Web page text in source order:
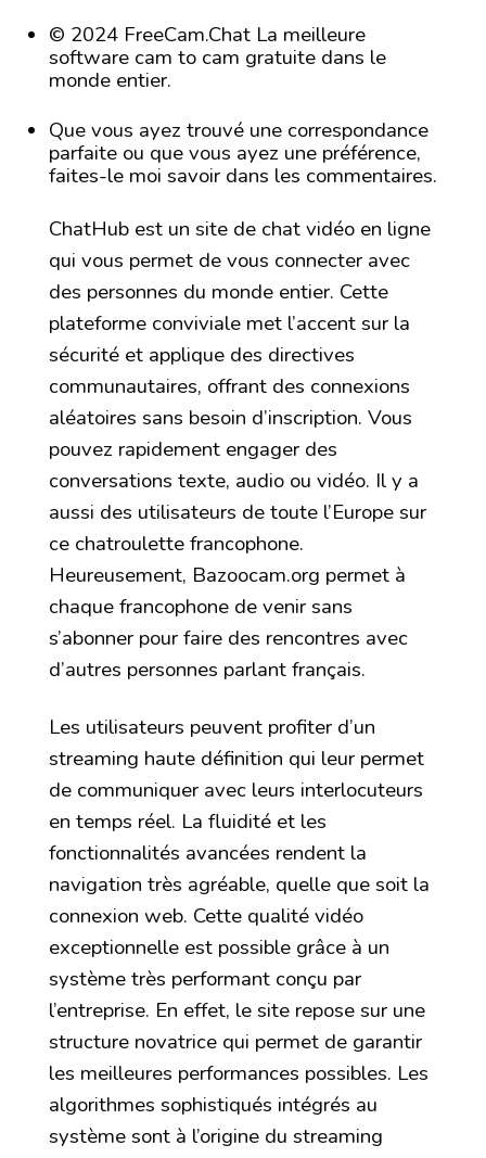
© 2024 FreeCam.Chat La meilleure
software cam to cam gratuite dans le
monde entier.
Que vous ayez trouvé une correspondance
parfaite ou que vous ayez une préférence,
faites-le moi savoir dans les commentaires.
ChatHub est un site de chat vidéo en ligne
qui vous permet de vous connecter avec
des personnes du monde entier. Cette
plateforme conviviale met l’accent sur la
sécurité et applique des directives
communautaires, offrant des connexions
aléatoires sans besoin d’inscription. Vous
pouvez rapidement engager des
conversations texte, audio ou vidéo. Il y a
aussi des utilisateurs de toute l’Europe sur
ce chatroulette francophone.
Heureusement, Bazoocam.org permet à
chaque francophone de venir sans
s’abonner pour faire des rencontres avec
d’autres personnes parlant français.
Les utilisateurs peuvent profiter d’un
streaming haute définition qui leur permet
de communiquer avec leurs interlocuteurs
en temps réel. La fluidité et les
fonctionnalités avancées rendent la
navigation très agréable, quelle que soit la
connexion web. Cette qualité vidéo
exceptionnelle est possible grâce à un
système très performant conçu par
l’entreprise. En effet, le site repose sur une
structure novatrice qui permet de garantir
les meilleures performances possibles. Les
algorithmes sophistiqués intégrés au
système sont à l’origine du streaming